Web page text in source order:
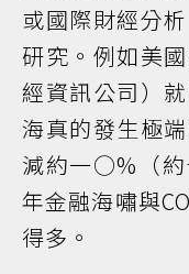
或國際財經分
研究。例如美
經資訊公司）
海真的發生極
減約一○%（
年金融海嘯與
得多。